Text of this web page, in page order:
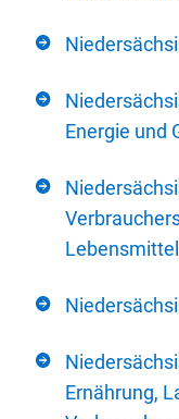
Energie und
Ernährung,